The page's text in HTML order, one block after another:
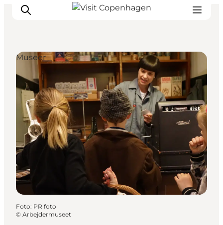
This is Copenhagen
Aktiviteter
Spis & drik
Områder
Planlæg din tur
CopenPay
Copenhagen Card
Museer
Foto: PR foto
© Arbejdermuseet